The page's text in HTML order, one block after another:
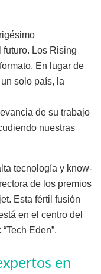
Los Rising
En lugar de
solo país, la
de su trabajo
nuestras
tecnología y know-
de los premios
Esta fértil fusión
en el centro del
Eden”.
en